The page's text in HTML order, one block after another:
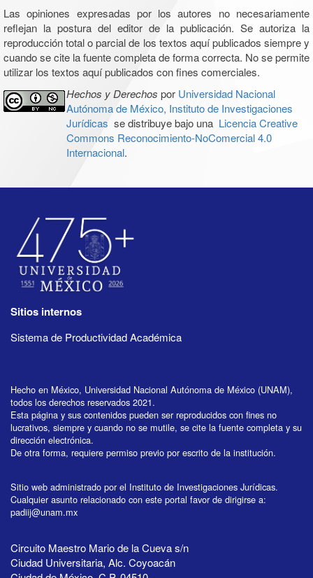
Las opiniones expresadas por los autores no necesariamente
reflejan la postura del editor de la publicación. Se autoriza la
reproducción total o parcial de los textos aquí publicados siempre y
cuando se cite la fuente completa de forma correcta. No se permite
utilizar los textos aquí publicados con fines comerciales.
Hechos y Derechos por Universidad Nacional
Autónoma de México, Instituto de Investigaciones
Jurídicas se distribuye bajo una Licencia Creative
Commons Reconocimiento-NoComercial 4.0
Internacional.
Sitios internos
Sistema de Productividad Académica
Hecho en México, Universidad Nacional Autónoma de México (UNAM),
todos los derechos reservados 2021.
Esta página y sus contenidos pueden ser reproducidos con fines no
lucrativos, siempre y cuando no se mutile, se cite la fuente completa y su
dirección electrónica.
De otra forma, requiere permiso previo por escrito de la institución.
Sitio web administrado por el Instituto de Investigaciones Jurídicas.
Cualquier asunto relacionado con este portal favor de dirigirse a:
padiij@unam.mx
Circuito Maestro Mario de la Cueva s/n
Ciudad Universitaria, Alc. Coyoacán